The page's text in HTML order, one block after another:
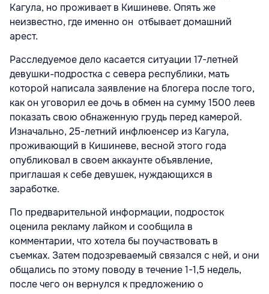
Кагула, но проживает в Кишиневе. Опять же
неизвестно, где именно он отбывает домашний
арест.
Расследуемое дело касается ситуации 17-летней
девушки-подростка с севера республики, мать
которой написала заявление на блогера после того,
как он уговорил ее дочь в обмен на сумму 1500 леев
показать свою обнаженную грудь перед камерой.
Изначально, 25-летний инфлюенсер из Кагула,
проживающий в Кишиневе, весной этого года
опубликовал в своем аккаунте объявление,
приглашая к себе девушек, нуждающихся в
заработке.
По предварительной информации, подросток
оценила рекламу лайком и сообщила в
комментарии, что хотела бы поучаствовать в
съемках. Затем подозреваемый связался с ней, и они
общались по этому поводу в течение 1-1,5 недель,
после чего он вернулся к предложению о